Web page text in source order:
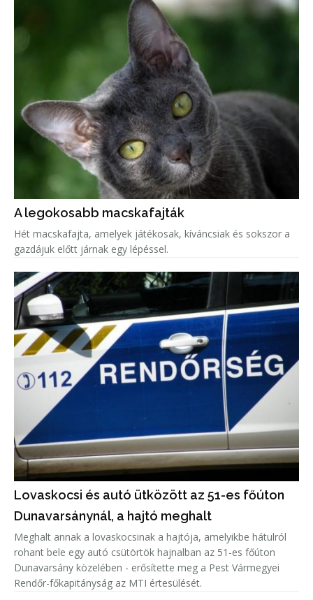
A legokosabb macskafajták
Hét macskafajta, amelyek játékosak, kíváncsiak és sokszor a
gazdájuk előtt járnak egy lépéssel.
Lovaskocsi és autó ütközött az 51-es főúton
Dunavarsánynál, a hajtó meghalt
Meghalt annak a lovaskocsinak a hajtója, amelyikbe hátulról
rohant bele egy autó csütörtök hajnalban az 51-es főúton
Dunavarsány közelében - erősítette meg a Pest Vármegyei
Rendőr-főkapitányság az MTI értesülését.